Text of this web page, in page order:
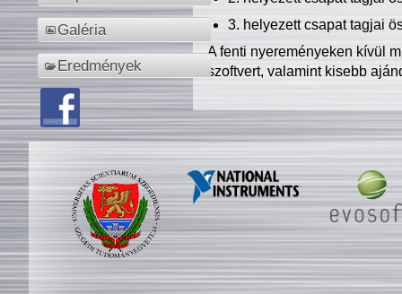
Galéria
Eredmények
3. helyezett csapat tagjai
A fenti nyereményeken kívül
szoftvert, valamint kisebb